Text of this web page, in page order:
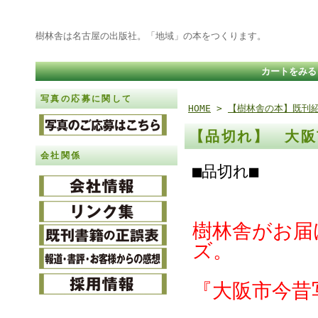
樹林舎は名古屋の出版社。「地域」の本をつくります。
カートをみる
写真の応募に関して
会社関係
HOME > 【樹林舎の本】既刊
【品切れ】 大
■品切れ■
樹林舎がお
ズ。
『大阪市今